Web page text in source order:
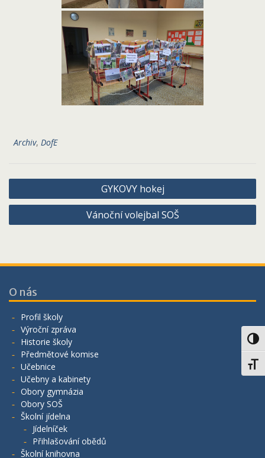
Archiv, DofE
Navigace
pro
GYKOVY hokej
Vánoční volejbal SOŠ
O nás
Profil školy
Výroční zpráva
Historie školy
Předmětové komise
Učebnice
Učebny a kabinety
Obory gymnázia
Obory SOŠ
Školní jídelna
Jídelníček
Přihlašování obědů
Školní knihovna